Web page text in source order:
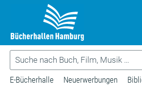
E-Bücherhalle Neuerwerbungen